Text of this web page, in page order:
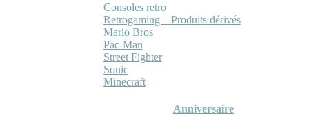
Consoles retro
Retrogaming – Produits dérivés
Mario Bros
Pac-Man
Street Fighter
Sonic
Minecraft
Anniversaire